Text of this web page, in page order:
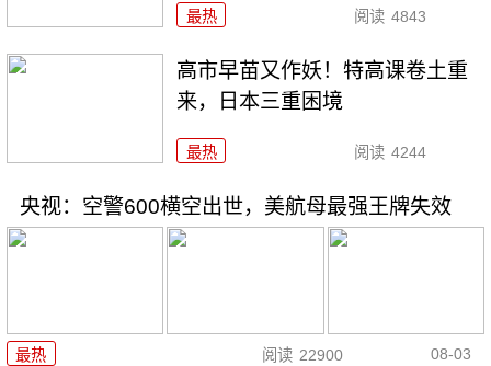
最热 阅读 4843
高市早苗又作妖！特高课卷土重
来，日本三重困境
最热 阅读 4244
央视：空警600横空出世，美航母最强王牌失效
最热 阅读 22900 08-03